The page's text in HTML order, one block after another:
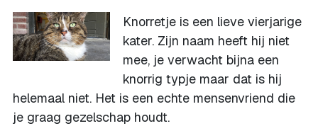
Knorretje is een lieve vierjarige
kater. Zijn naam heeft hij niet
mee, je verwacht bijna een
knorrig typje maar dat is hij
helemaal niet. Het is een echte mensenvriend die
je graag gezelschap houdt.